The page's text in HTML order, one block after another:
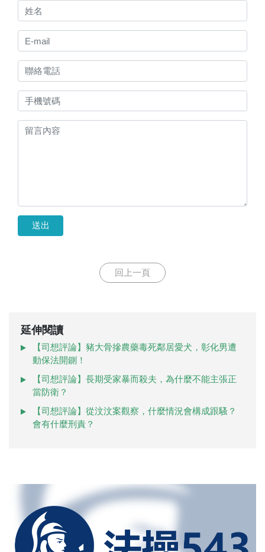
送出
回上一頁
延伸閱讀
【司想評論】豬大骨摻農藥毒死鄰居愛犬，彰化男遭
動保法開鍘！
【司想評論】長期受家暴而殺夫，為什麼不能主張正
當防衛？
【司想評論】從汶汶案觀察，什麼情況會構成跟騷？
會有什麼刑責？